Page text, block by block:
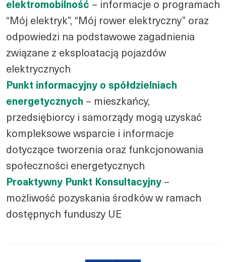
elektromobilność – informacje o programach
“Mój elektryk”, “Mój rower elektryczny” oraz
odpowiedzi na podstawowe zagadnienia
związane z eksploatacją pojazdów
elektrycznych
Punkt informacyjny o spółdzielniach
energetycznych – mieszkańcy,
przedsiębiorcy i samorządy mogą uzyskać
kompleksowe wsparcie i informacje
dotyczące tworzenia oraz funkcjonowania
społeczności energetycznych
Proaktywny Punkt Konsultacyjny –
możliwość pozyskania środków w ramach
dostępnych funduszy UE